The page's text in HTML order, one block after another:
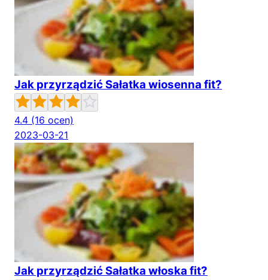
Jak przyrządzić Sałatka wiosenna fit?
4.4 (16 ocen)
2023-03-21
Jak przyrządzić Sałatka włoska fit?